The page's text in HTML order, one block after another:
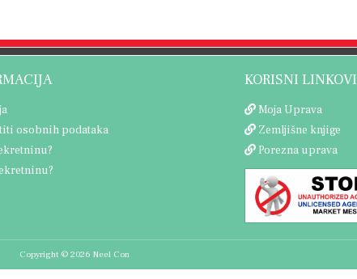
osobnih podataka
KORISNI LINKOVI
Moja Uprava
Zemljišne knjige
Porezna uprava
Copyright © 2026 Neel Con